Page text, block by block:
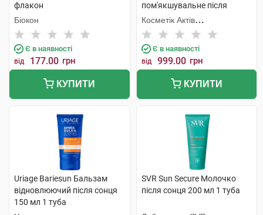
флакон
Біокон
Є в наявності
від 177.00 грн
КУПИТИ
пом'якшувальне після
засмаги 300 мл 1 флакон
Косметік Актів
Інтернаціональ
Є в наявності
від 999.00 грн
КУПИТИ
Uriage Bariesun Бальзам
відновлюючий після сонця
150 мл 1 туба
SVR Sun Secure Молочко
після сонця 200 мл 1 туба